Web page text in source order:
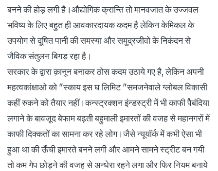
बनने की होड़ लगी है।औद्योगिक क्रान्ति तो मानवजात के उज्जवल
भविष्य के लिए बहुत ही आवकारदायक कदम है लेकिन केमिकल के
उपयोग से दूषित पानी की समस्या और समुद्रजीवो के निकंदन से
जैविक संतुलन बिगड़ रहा है।
सरकार के द्वारा क़ानून बनाकर ठोस कदम उठाये गए है, लेकिन अपनी
महत्वकांक्षाओ को "स्काय इस घ लिमिट "समजनेवाले ग्लोबल विकासी
कहीं रुकने को तैयार नहीं।कन्स्ट्रक्शन इंन्डस्ट्री में भी काफी पेैबंदिया
लगाने के बावजूद बेफाम बढ़ती बहुमाली इमारतों की वजह से महानगरों में
काफी दिक्कतों का सामना कर रहे लोग।जैसे न्यूयॉर्क में कभी ऐसा भी
हुआ था की ऊँची इमारते बनने लगी और आमने सामने स्ट्रीट बन गयी
तो कम गेप छोड़ने की वजह से अन्धेरा रहने लगा और फिर नियम बनाये